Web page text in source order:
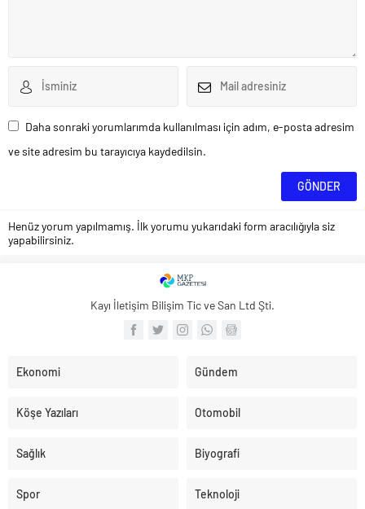
Daha sonraki yorumlarımda kullanılması için adım, e-posta adresim
ve site adresim bu tarayıcıya kaydedilsin.
Henüz yorum yapılmamış. İlk yorumu yukarıdaki form aracılığıyla siz
yapabilirsiniz.
Kayı İletişim Bilişim Tic ve San Ltd Şti.
Ekonomi Gündem
Köşe Yazıları Otomobil
Sağlık Biyografi
Spor Teknoloji